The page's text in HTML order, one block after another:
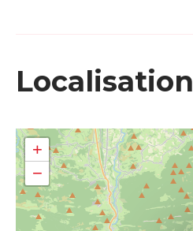
Localisation
+
−